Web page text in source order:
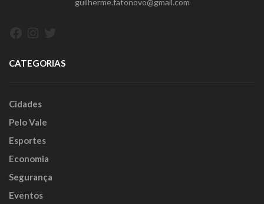
CATEGORIAS
Cidades
Pelo Vale
Esportes
Economia
Segurança
Eventos